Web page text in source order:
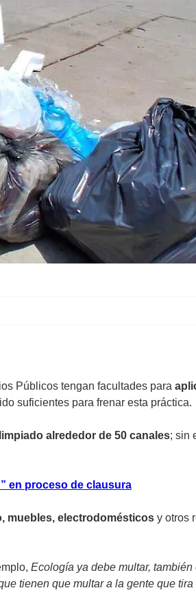
Públicos tengan facultades para
suficientes para frenar esta práctica.
alrededor de 50 canales; sin
en proceso de clausura
muebles, electrodomésticos y otros
Ecología ya debe multar,
tienen que multar a la gente que tira